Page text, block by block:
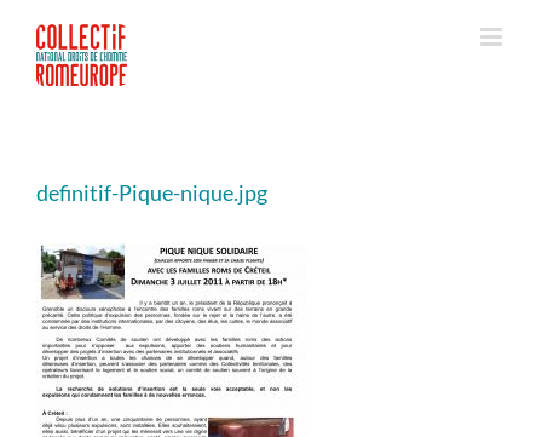
contenu
definitif-Pique-nique.jpg